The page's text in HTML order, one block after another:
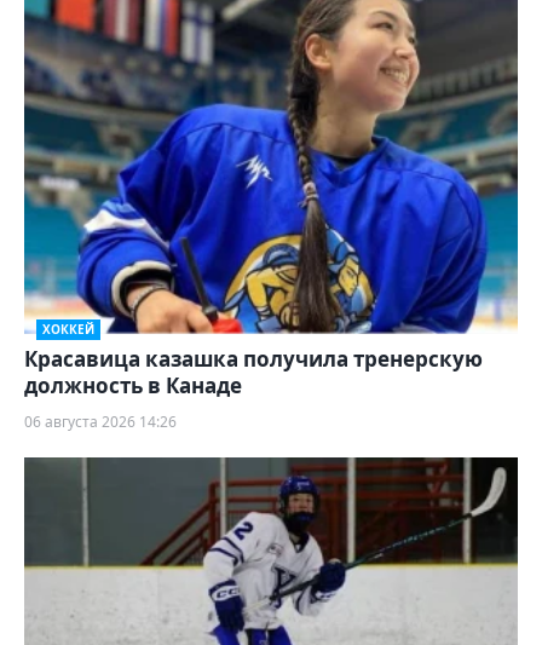
ХОККЕЙ
Красавица казашка получила тренерскую
должность в Канаде
06 августа 2026 14:26